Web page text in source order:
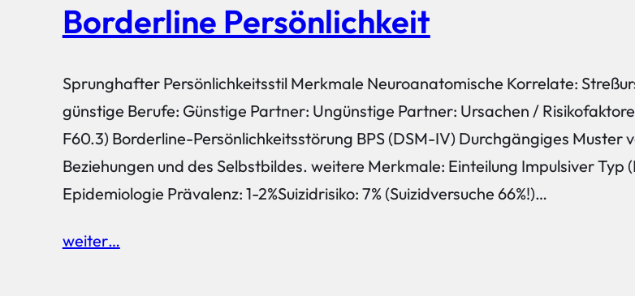
Borderline Persönlichkeit
Sprunghafter Persönlichkeitsstil Merkmale Neuroanatomische Korrelate:
günstige Berufe: Günstige Partner: Ungünstige Partner: Ursachen /
F60.3) Borderline-Persönlichkeitsstörung BPS (DSM-IV) Durchgängiges
Beziehungen und des Selbstbildes. weitere Merkmale: Einteilung Impulsiver Typ
Epidemiologie Prävalenz: 1-2%Suizidrisiko: 7% (Suizidversuche 66%!)…
weiter…